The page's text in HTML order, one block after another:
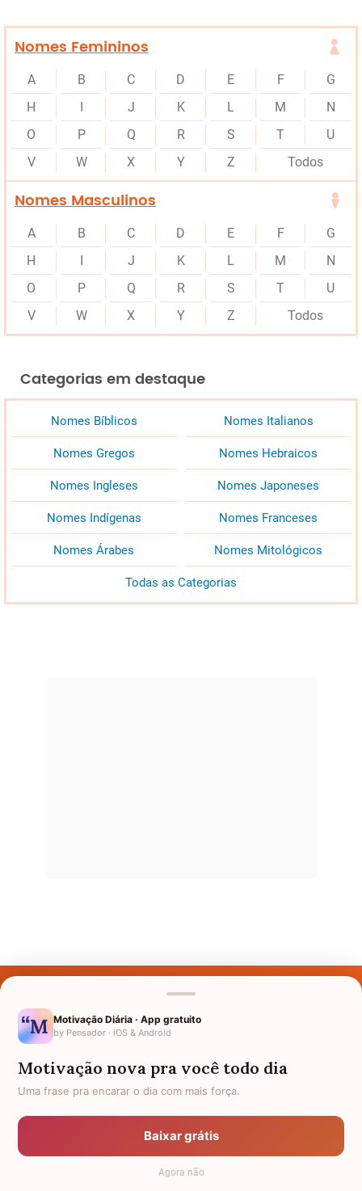
Nomes Femininos
A B C D E F
G
H
J K L M
N
O
P Q R S T
U
V
W X Y Z Todos
Nomes Masculinos
A B C D E F
G
H
J K L M
N
O
P Q R S T
U
V
W X Y Z Todos
Categorias em destaque
Nomes Bíblicos Nomes Italianos
Nomes Gregos Nomes Hebraicos
Nomes Ingleses Nomes Japoneses
Nomes Indígenas Nomes Franceses
Nomes Árabes Nomes Mitológicos
Todas as Categorias
Nomes pelo Mundo
Política de Privacidade
Anuncie
Termos de Uso
Motivação Diária · App gratuito
by Pensador · iOS & Android
Motivação nova pra você todo dia
Uma frase pra encarar o dia com mais força.
Baixar grátis
Agora não